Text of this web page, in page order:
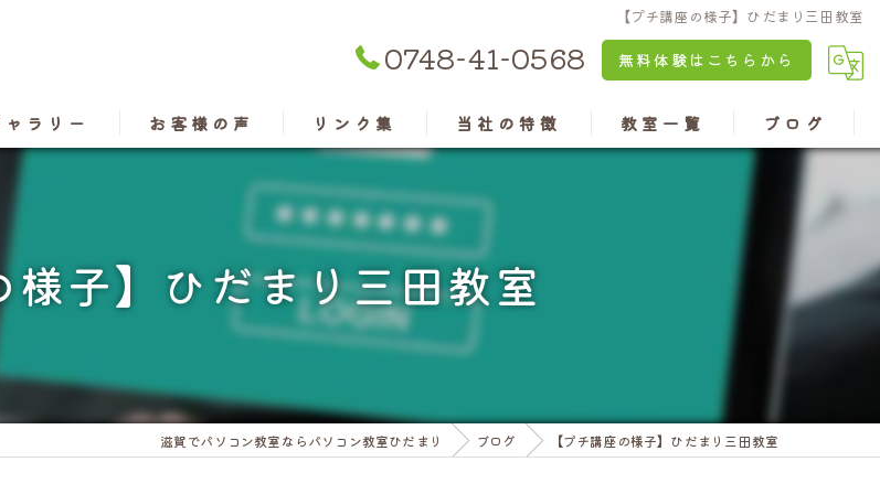
【プチ講座の様子】ひだまり三田教室
0748-41-0568 無料体験はこちらから
ラリー お客様の声 リンク集 当社の特徴
京都のパソコン教室
兵庫のパソコン教室
認知症予防
老後の楽しみ
教室一覧
亀岡教室
ブログ
様子】ひだまり三田教室
滋賀でパソコン教室ならパソコン教室ひだまり ブログ 【プチ講座の様子】ひだまり三田教室